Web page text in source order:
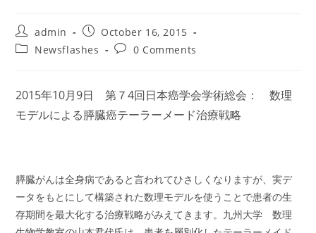
Post
author:
admin
Post
published:
October 16, 2015
PostNewsflashes
Post0 Comments
2015年10月9日 第７4回日本癌学会学術総会： 数理
モデルによる膵臓癌テーラーメード治療戦略
膵臓がんは全身病であると言われてひさしくなりますが、実デ
ータをもとにして構築された数理モデルを使うことで患者の生
存期間を最大化する治療戦略がみえてきます。九州大学 数理